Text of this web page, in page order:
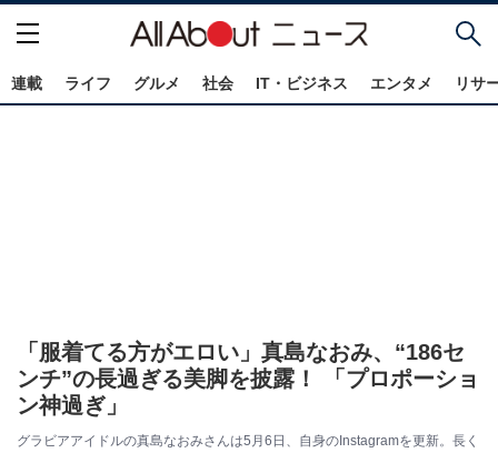
連載 ライフ グルメ 社会 IT・ビジネス エンタメ リサ
「服着てる方がエロい」真島なおみ、“186セ
ンチ”の長過ぎる美脚を披露！ 「プロポーショ
ン神過ぎ」
グラビアアイドルの真島なおみさんは5月6日、自身のInstagramを更新。長く